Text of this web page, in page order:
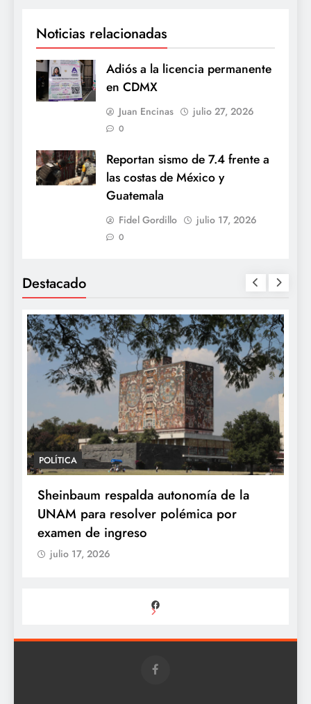
Noticias relacionadas
Adiós a la licencia permanente
en CDMX
Juan Encinas julio 27, 2026
0
Reportan sismo de 7.4 frente a
las costas de México y
Guatemala
Fidel Gordillo julio 17, 2026
0
Destacado
POLÍTICA
Sheinbaum desaparece la Vocería de la
Presidencia y crea nueva Unidad de
Ayudantía
julio 17, 2026